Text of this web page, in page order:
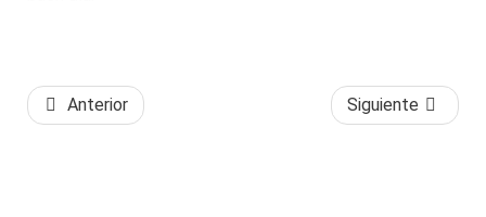
Anterior Siguiente